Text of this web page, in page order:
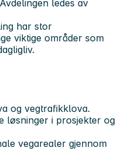
ledes av
har stor
viktige områder som
og vegtrafikklova.
løsninger i prosjekter og
vegarealer gjennom